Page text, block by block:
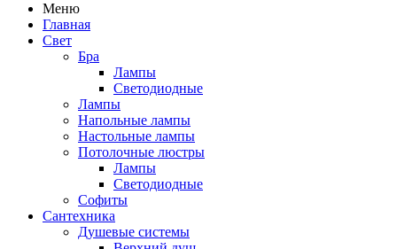
Меню
Главная
Свет
Бра
Лампы
Светодиодные
Лампы
Напольные лампы
Настольные лампы
Потолочные люстры
Лампы
Светодиодные
Софиты
Сантехника
Душевые системы